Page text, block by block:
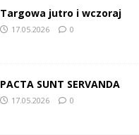
Targowa jutro i wczoraj
17.05.2026 0
PACTA SUNT SERVANDA
17.05.2026 0